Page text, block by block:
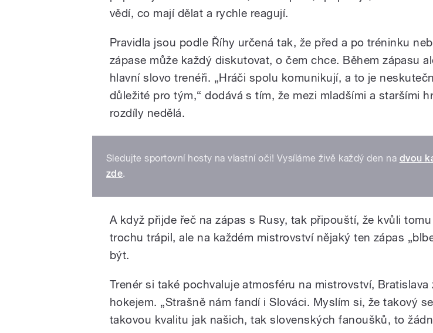
vědí, co mají dělat a rychle reagují.
Pravidla jsou podle Říhy určená tak, že před a po tréninku
zápase může každý diskutovat, o čem chce. Během zápasu
hlavní slovo trenéři. „Hráči spolu komunikují, a to je
důležité pro tým,“ dodává s tím, že mezi mladšími a staršími
rozdíly nedělá.
Sledujte sportovní hosty na vlastní oči! Vysíláme živě každý den na dvou
zde.
A když přijde řeč na zápas s Rusy, tak připouští, že kvůli
trochu trápil, ale na každém mistrovství nějaký ten zápas
být.
Trenér si také pochvaluje atmosféru na mistrovství, Bratislava
hokejem. „Strašně nám fandí i Slováci. Myslím si, že takový
takovou kvalitu jak našich, tak slovenských fanoušků, to